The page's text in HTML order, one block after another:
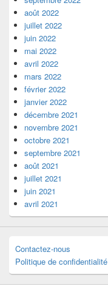
août 2022
juillet 2022
juin 2022
mai 2022
avril 2022
mars 2022
février 2022
janvier 2022
décembre 2021
novembre 2021
octobre 2021
septembre 2021
août 2021
juillet 2021
juin 2021
avril 2021
Contactez-nous
Politique de confidentialité